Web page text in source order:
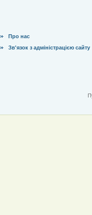
Про нас
Зв'язок з адміністрацією сайту